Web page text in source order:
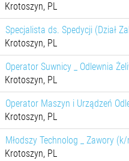
Krotoszyn, PL
Specjalista ds. Spedycji (Dział
Krotoszyn, PL
Operator Suwnicy _ Odlewnia
Krotoszyn, PL
Operator Maszyn i Urządzeń
Krotoszyn, PL
Młodszy Technolog _ Zawory
Krotoszyn, PL